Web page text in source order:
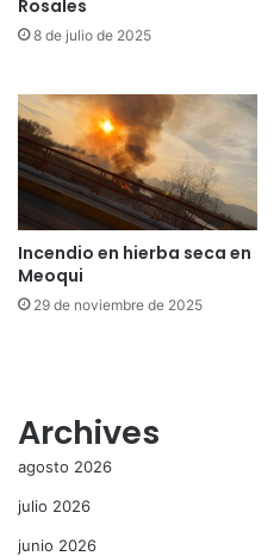
Rosales
8 de julio de 2025
Incendio en hierba seca en
Meoqui
29 de noviembre de 2025
Archives
agosto 2026
julio 2026
junio 2026